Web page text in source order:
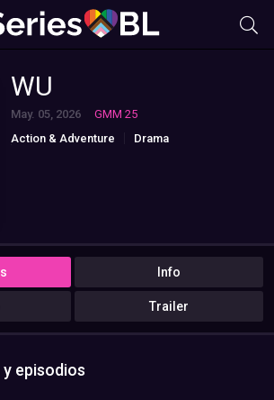
WU
May. 05, 2026
GMM 25
Action & Adventure
Drama
Info
Trailer
episodios